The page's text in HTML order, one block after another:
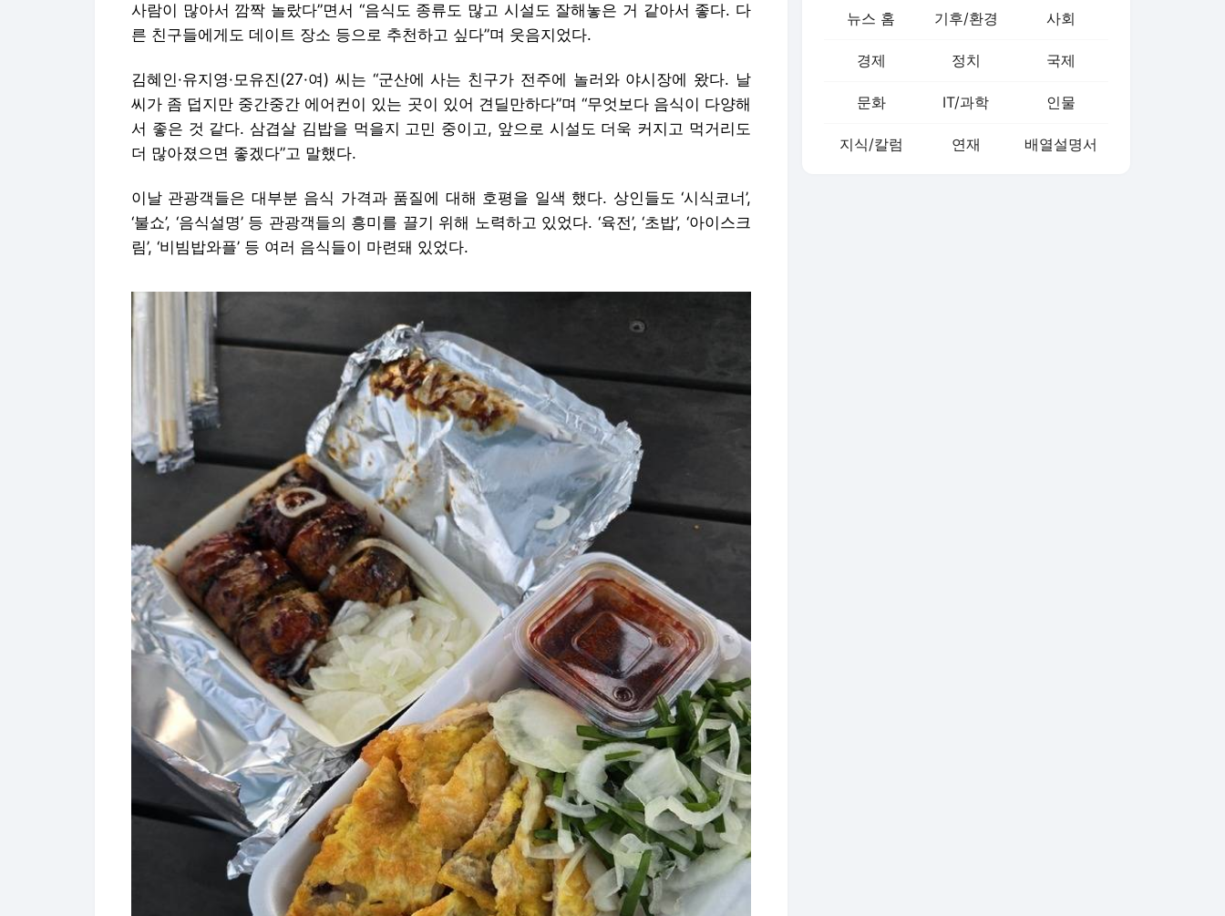
사람이 많아서 깜짝 놀랐다”면서 “음식도 종류도 많고 시설도 잘해놓은 거 같아서 좋다. 다
른 친구들에게도 데이트 장소 등으로 추천하고 싶다”며 웃음지었다.
김혜인·유지영·모유진(27·여) 씨는 “군산에 사는 친구가 전주에 놀러와 야시장에 왔다. 날
씨가 좀 덥지만 중간중간 에어컨이 있는 곳이 있어 견딜만하다”며 “무엇보다 음식이 다양해
서 좋은 것 같다. 삼겹살 김밥을 먹을지 고민 중이고, 앞으로 시설도 더욱 커지고 먹거리도
더 많아졌으면 좋겠다”고 말했다.
이날 관광객들은 대부분 음식 가격과 품질에 대해 호평을 일색 했다. 상인들도 ‘시식코너’,
‘불쇼’, ‘음식설명’ 등 관광객들의 흥미를 끌기 위해 노력하고 있었다. ‘육전’, ‘초밥’, ‘아이스크
림’, ‘비빔밥와플’ 등 여러 음식들이 마련돼 있었다.
뉴스 홈 기후/환경 사회
경제 정치 국제
문화 IT/과학 인물
지식/칼럼 연재 배열설명서